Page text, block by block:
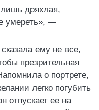
дряхлая,
умереть», —
ему не все,
презрительная
о портрете,
легко погубить
отпускает ее на